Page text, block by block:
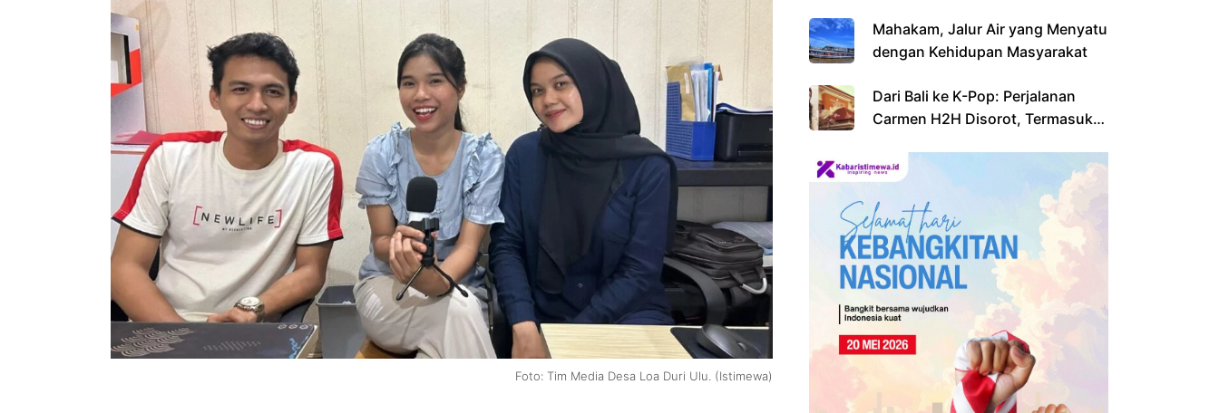
Foto: Tim Media Desa Loa Duri Ulu. (Istimewa)
Mahakam, Jalur Air yang Menyatu
dengan Kehidupan Masyarakat
Dari Bali ke K-Pop: Perjalanan
Carmen H2H Disorot, Termasuk